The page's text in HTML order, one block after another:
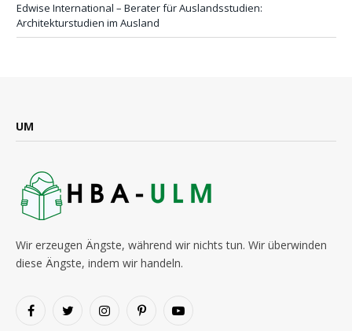
Edwise International – Berater für Auslandsstudien:
Architekturstudien im Ausland
UM
Wir erzeugen Ängste, während wir nichts tun. Wir überwinden
diese Ängste, indem wir handeln.
FacebookTwitter InstagramPinterestYouTube